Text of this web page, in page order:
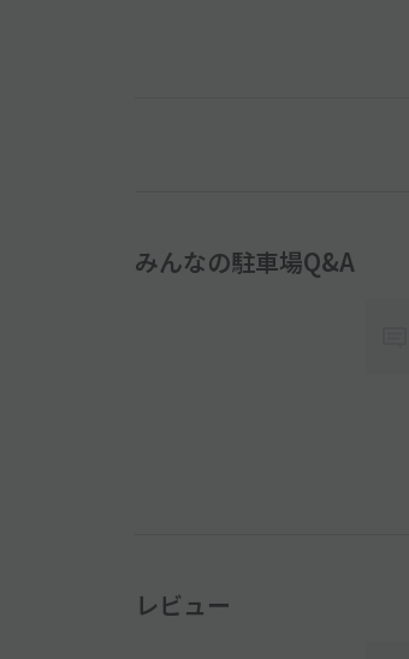
みんなの駐車場Q&A
レビュー